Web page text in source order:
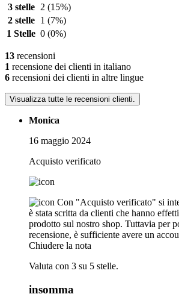
3 stelle
2 (15%)
2 stelle
1 (7%)
1 Stelle 0 (0%)
13 recensioni
1 recensione dei clienti in italiano
6 recensioni dei clienti in altre lingue
Visualizza tutte le recensioni clienti.
Monica
16 maggio 2024
Acquisto verificato
Con "Acquisto verificato" si
è stata scritta da clienti che hanno
prodotto sul nostro shop. Tuttavia per
recensione, è sufficiente avere un
Chiudere la nota
Valuta con 3 su 5 stelle.
insomma